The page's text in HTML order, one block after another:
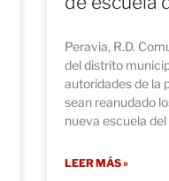
Peravia, R.D.
del distrito
autoridades de la
sean reanudado
nueva escuela del
LEER MÁS »